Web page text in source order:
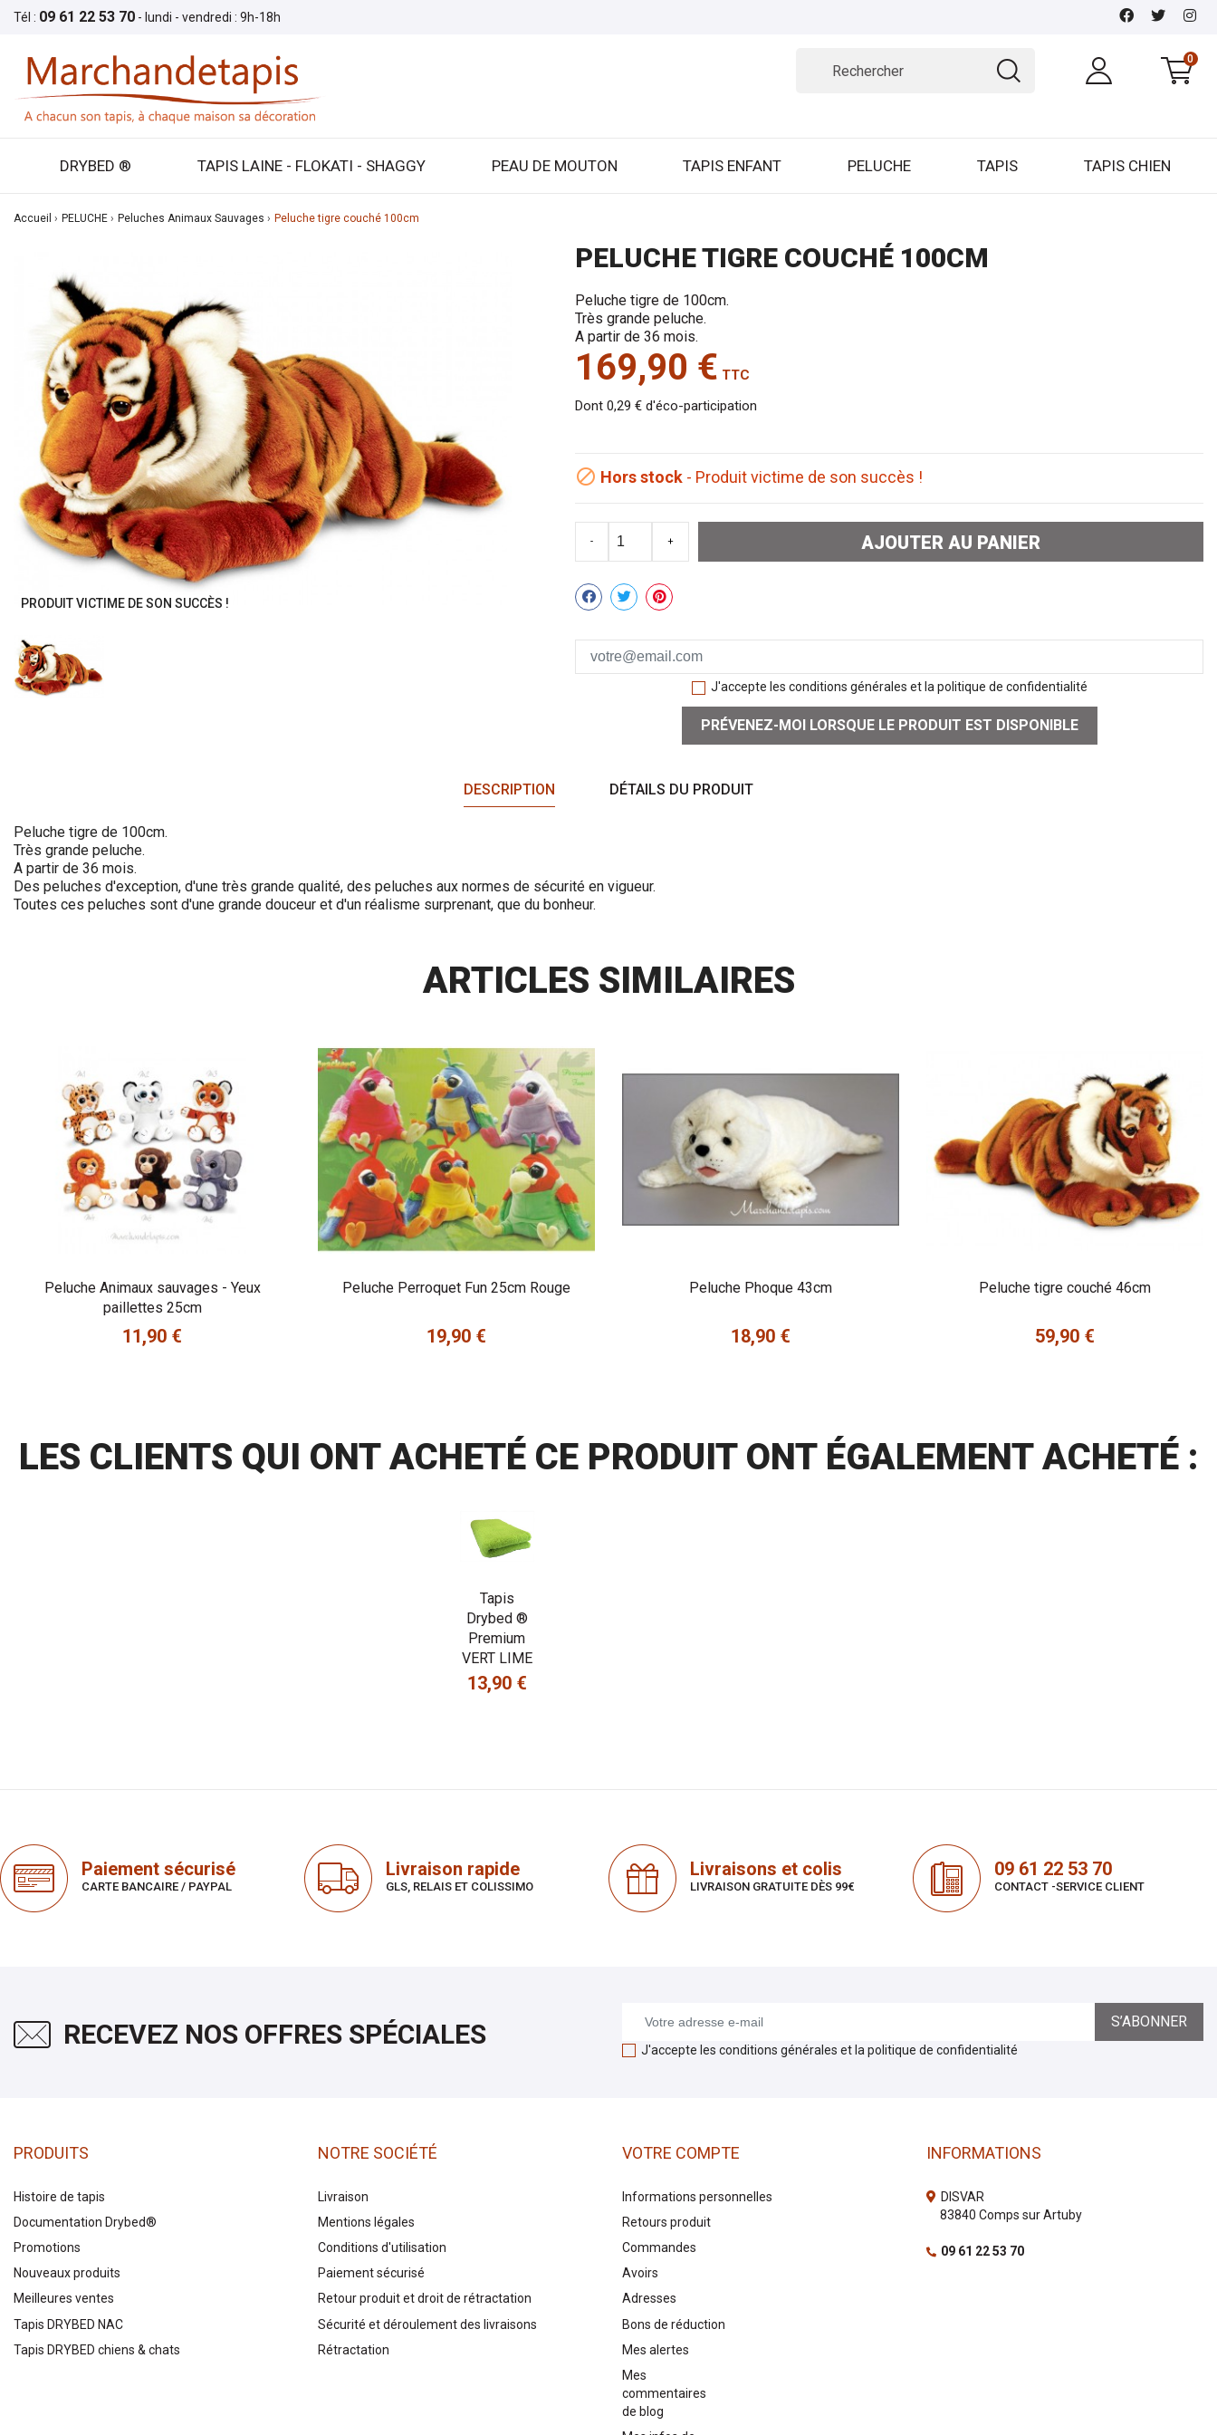
Tél : 09 61 22 53 70 - lundi - vendredi : 9h-18h
0
DRYBED ® TAPIS LAINE - FLOKATI - SHAGGY PEAU DE MOUTON TAPIS ENFANT PELUCHE TAPIS TAPIS CHIEN
Accueil PELUCHE Peluches Animaux Sauvages Peluche tigre couché 100cm
PRODUIT VICTIME DE SON SUCCÈS !
PELUCHE TIGRE COUCHÉ 100CM
Peluche tigre de 100cm.
Très grande peluche.
A partir de 36 mois.
169,90 € TTC
Dont 0,29 € d'éco-participation
 Hors stock - Produit victime de son succès !
- + AJOUTER AU PANIER
Partager
J'accepte les conditions générales et la politique de confidentialité
PRÉVENEZ-MOI LORSQUE LE PRODUIT EST DISPONIBLE
DESCRIPTION DÉTAILS DU PRODUIT
Peluche tigre de 100cm.
Très grande peluche.
A partir de 36 mois.
Des peluches d'exception, d'une très grande qualité, des peluches aux normes de sécurité en vigueur.
Toutes ces peluches sont d'une grande douceur et d'un réalisme surprenant, que du bonheur.
ARTICLES SIMILAIRES
Peluche Animaux sauvages - Yeux
paillettes 25cm
Prix
11,90 €
Peluche Perroquet Fun 25cm Rouge
Prix
19,90 €
Peluche Phoque 43cm
Prix
18,90 €
Peluche tigre couché 46cm
Prix
59,90 €
LES CLIENTS QUI ONT ACHETÉ CE PRODUIT ONT ÉGALEMENT ACHETÉ :
Tapis
Drybed ®
Premium
VERT LIME
Prix
13,90 €
Paiement sécurisé
CARTE BANCAIRE / PAYPAL
Livraison rapide
GLS, RELAIS ET COLISSIMO
Livraisons et colis
LIVRAISON GRATUITE DÈS 99€
09 61 22 53 70
CONTACT -SERVICE CLIENT
RECEVEZ NOS OFFRES SPÉCIALES J'accepte les conditions générales et la politique de confidentialité
PRODUITS
Histoire de tapis
Documentation Drybed®
Promotions
Nouveaux produits
Meilleures ventes
Tapis DRYBED NAC
Tapis DRYBED chiens & chats
NOTRE SOCIÉTÉ
Livraison
Mentions légales
Conditions d'utilisation
Paiement sécurisé
Retour produit et droit de rétractation
Sécurité et déroulement des livraisons
Rétractation
VOTRE COMPTE
Informations personnelles
Retours produit
Commandes
Avoirs
Adresses
Bons de réduction
Mes alertes
Mes
commentaires
de blog
INFORMATIONS
DISVAR
83840 Comps sur Artuby
09 61 22 53 70